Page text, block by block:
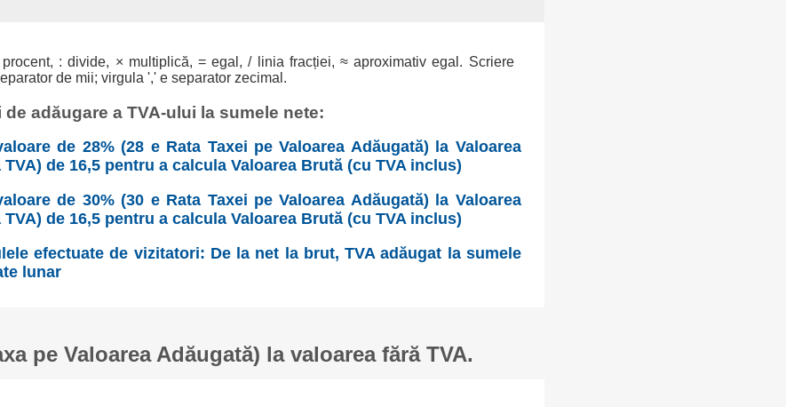
: divide, × multiplică, = egal, / linia fracției, ≈ aproximativ egal. Scriere
de mii; virgula ',' e separator zecimal.
adăugare a TVA-ului la sumele nete:
de 28% (28 e Rata Taxei pe Valoarea Adăugată) la Valoarea
TVA) de 16,5 pentru a calcula Valoarea Brută (cu TVA inclus)
de 30% (30 e Rata Taxei pe Valoarea Adăugată) la Valoarea
TVA) de 16,5 pentru a calcula Valoarea Brută (cu TVA inclus)
efectuate de vizitatori: De la net la brut, TVA adăugat la sumele
lunar
pe Valoarea Adăugată) la valoarea fără TVA.